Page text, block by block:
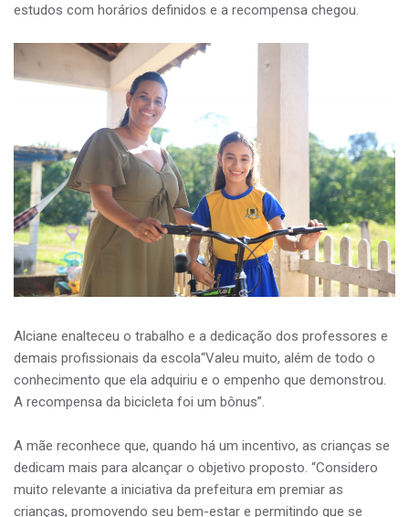
estudos com horários definidos e a recompensa chegou.
Alciane enalteceu o trabalho e a dedicação dos professores e
demais profissionais da escola“Valeu muito, além de todo o
conhecimento que ela adquiriu e o empenho que demonstrou.
A recompensa da bicicleta foi um bônus”.
A mãe reconhece que, quando há um incentivo, as crianças se
dedicam mais para alcançar o objetivo proposto. “Considero
muito relevante a iniciativa da prefeitura em premiar as
crianças, promovendo seu bem-estar e permitindo que se